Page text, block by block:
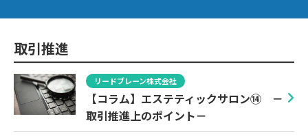
取引推進
リードブレーン株式会社
【コラム】エステティックサロン⑭ －
取引推進上のポイント－